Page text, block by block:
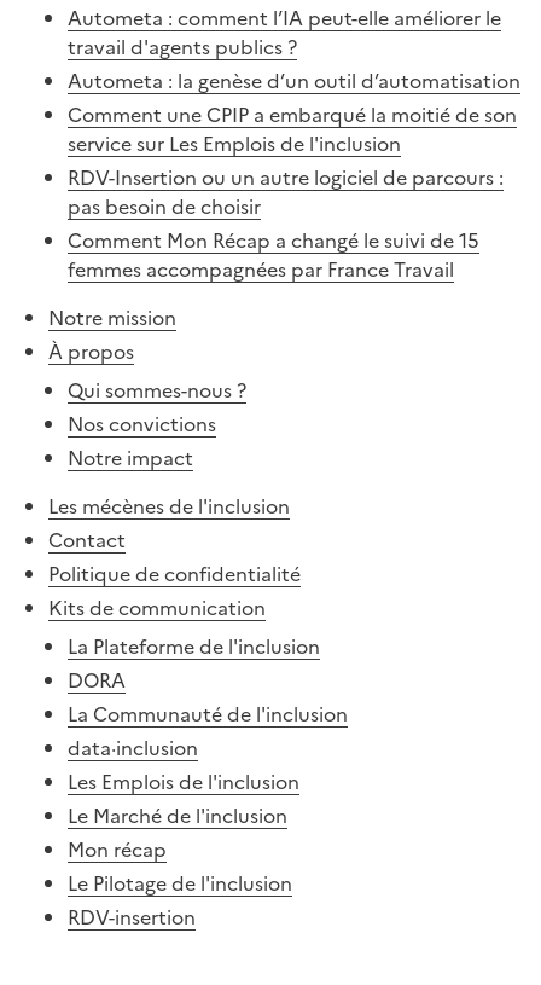
Autometa : comment l’IA peut-elle améliorer le
travail d'agents publics ?
Autometa : la genèse d’un outil d’automatisation
Comment une CPIP a embarqué la moitié de son
service sur Les Emplois de l'inclusion
RDV-Insertion ou un autre logiciel de parcours :
pas besoin de choisir
Comment Mon Récap a changé le suivi de 15
femmes accompagnées par France Travail
Notre mission
À propos
Qui sommes-nous ?
Nos convictions
Notre impact
Les mécènes de l'inclusion
Contact
Politique de confidentialité
Kits de communication
La Plateforme de l'inclusion
DORA
La Communauté de l'inclusion
data·inclusion
Les Emplois de l'inclusion
Le Marché de l'inclusion
Mon récap
Le Pilotage de l'inclusion
RDV-insertion